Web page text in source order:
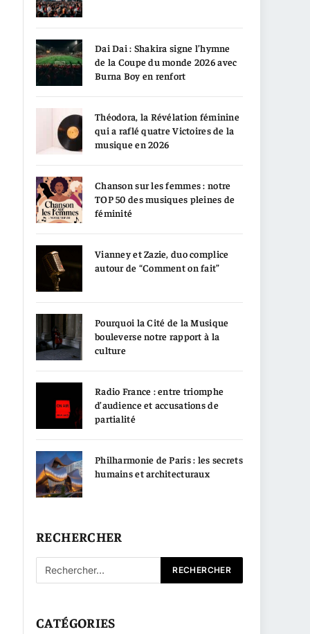
Dai Dai : Shakira signe l’hymne
de la Coupe du monde 2026 avec
Burna Boy en renfort
Théodora, la Révélation féminine
qui a raflé quatre Victoires de la
musique en 2026
Chanson sur les femmes : notre
TOP 50 des musiques pleines de
féminité
Vianney et Zazie, duo complice
autour de “Comment on fait”
Pourquoi la Cité de la Musique
bouleverse notre rapport à la
culture
Radio France : entre triomphe
d’audience et accusations de
partialité
Philharmonie de Paris : les secrets
humains et architecturaux
RECHERCHER
CATÉGORIES